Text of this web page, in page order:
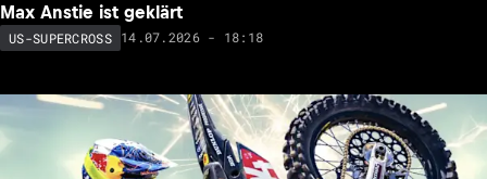
Max Anstie ist geklärt
US-SUPERCROSS 14.07.2026 - 18:18